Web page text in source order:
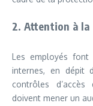
2. Attention à la
Les employés
internes, en dépit
contrôles
doivent mener un